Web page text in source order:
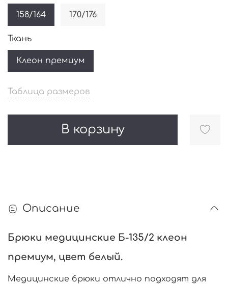
Таблица размеров
В корзину
158/164 170/176
Ткань
Клеон премиум
Описание
Брюки медицинские Б-135/2 клеон
премиум, цвет белый.
Медицинские брюки отлично подходят для